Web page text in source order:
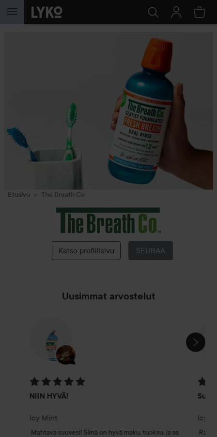
SIIRTYÄ JHK SISÄLTÖÖN
Etusivu The Breath Co
The
Breath
Co
Katso profiilisivu SEURAA
Uusimmat arvostelut
OHITA OSIO
Arvosana: 5 / 5
NIIN HYVÄ!
Icy Mint
Mahtava suuvesi! Siinä on hyvä maku, tuoksu, ja se
Icy